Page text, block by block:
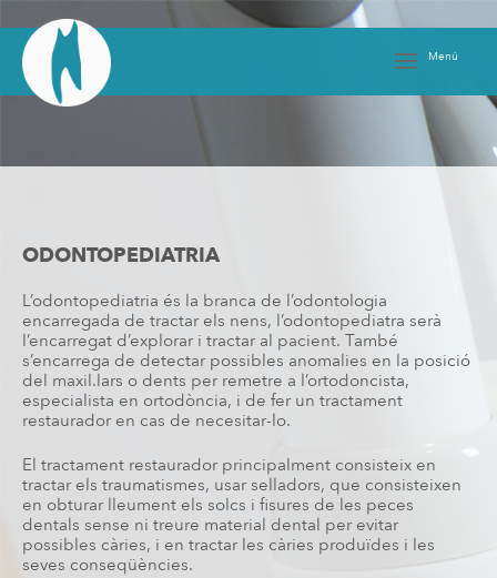
content
Menú
ODONTOPEDIATRIA
L’odontopediatria és la branca de l’odontologia
encarregada de tractar els nens, l’odontopediatra serà
l’encarregat d’explorar i tractar al pacient. També
s’encarrega de detectar possibles anomalies en la posició
del maxil.lars o dents per remetre a l’ortodoncista,
especialista en ortodòncia, i de fer un tractament
restaurador en cas de necesitar-lo.
El tractament restaurador principalment consisteix en
tractar els traumatismes, usar selladors, que consisteixen
en obturar lleument els solcs i fisures de les peces
dentals sense ni treure material dental per evitar
possibles càries, i en tractar les càries produïdes i les
seves conseqüències.